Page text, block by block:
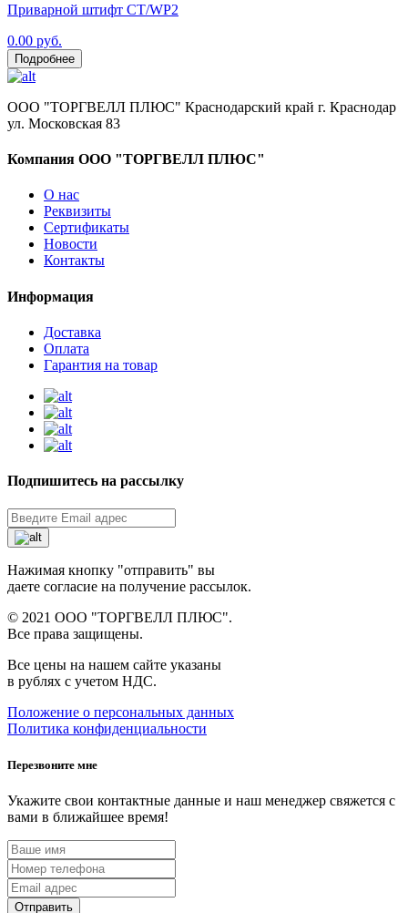
Приварной штифт CT/WP2
0.00 руб.
Подробнее
ООО "ТОРГВЕЛЛ ПЛЮС" Краснодарский край г. Краснодар
ул. Московская 83
Компания ООО "ТОРГВЕЛЛ ПЛЮС"
О нас
Реквизиты
Сертификаты
Новости
Контакты
Информация
Доставка
Оплата
Гарантия на товар
Подпишитесь на рассылку
Нажимая кнопку "отправить" вы
даете согласие на получение рассылок.
© 2021 ООО "ТОРГВЕЛЛ ПЛЮС".
Все права защищены.
Все цены на нашем сайте указаны
в рублях с учетом НДС.
Положение о персональных данных
Политика конфиденциальности
Перезвоните мне
Укажите свои контактные данные и наш менеджер свяжется с
вами в ближайшее время!
Отправить